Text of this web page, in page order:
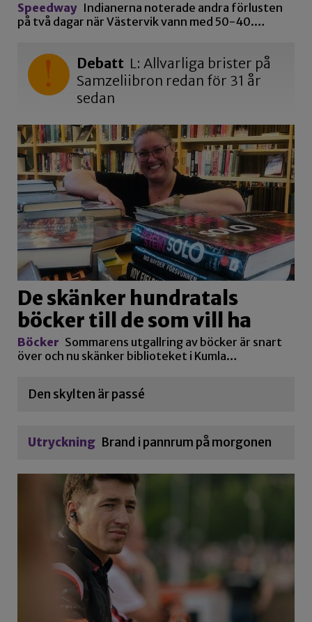
Speedway Indianerna noterade andra förlusten
på två dagar när Västervik vann med 50-40.…
Debatt L: Allvarliga brister på
Samzeliibron redan för 31 år
sedan
De skänker hundratals
böcker till de som vill ha
Böcker Sommarens utgallring av böcker är snart
över och nu skänker biblioteket i Kumla…
Den skylten är passé
Utryckning Brand i pannrum på morgonen